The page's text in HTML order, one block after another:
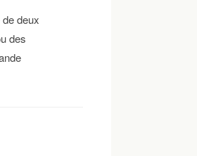
deux
des